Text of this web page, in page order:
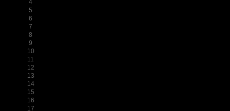
4
5
6
7
8
9
10
11
12
13
14
15
16
17